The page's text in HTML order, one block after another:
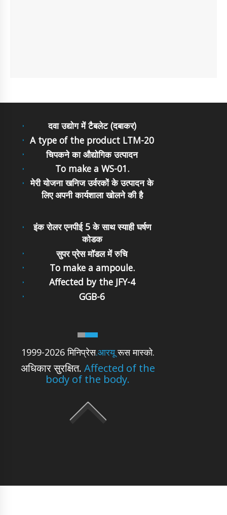
दवा उद्योग में टैबलेट (दबाकर)
A type of the product LTM-20
चिपकने का औद्योगिक उत्पादन
To make a WS-01.
मेरी योजना खनिज उर्वरकों के उत्पादन के
लिए अपनी कार्यशाला खोलने की है
1999-2026 मिनिप्रेस.आरयूरूस मास्को.
अधिकार सुरक्षित. Affected of the
body of the body.
इंक रोलर एनपीई 5 के साथ स्याही घर्षण
कोडक
सुपर प्रेस मॉडल में रुचि
To make a ampoule.
Affected by the JFY-4
GGB-6